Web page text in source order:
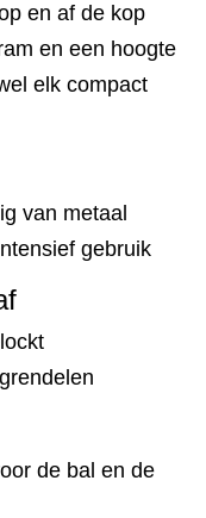
en af de kop
en een hoogte
elk compact
van metaal
gebruik
de bal en de